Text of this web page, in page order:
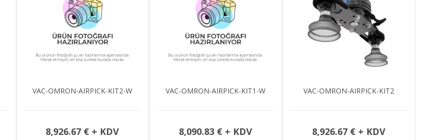
VAC-OMRON-AIRPICK-KIT2-W
8,926.67 € + KDV
VAC-OMRON-AIRPICK-KIT1-W
8,090.83 € + KDV
VAC-OMRON-AIRPICK-KIT2
8,926.67 € + KDV